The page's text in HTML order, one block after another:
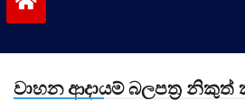
වාහන ආදායම් බලපත්‍ර